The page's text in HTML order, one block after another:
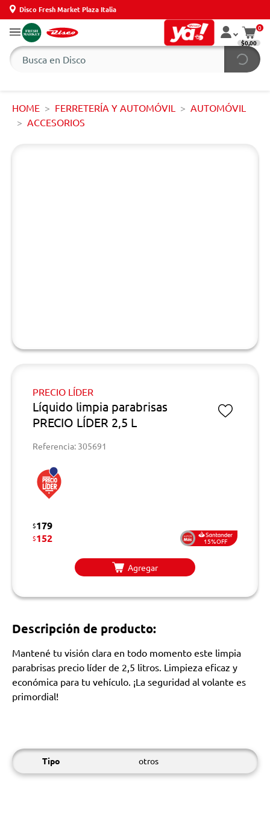
Disco Fresh Market Plaza Italia
0
$0,00
HOME FERRETERÍA Y AUTOMÓVIL
AUTOMÓVIL
ACCESORIOS
PRECIO LÍDER
Líquido limpia parabrisas
PRECIO LÍDER 2,5 L
Referencia: 305691
$179
$152 15%OFF
Agregar
Descripción de producto:
Mantené tu visión clara en todo momento este limpia
parabrisas precio líder de 2,5 litros. Limpieza eficaz y
económica para tu vehículo. ¡La seguridad al volante es
primordial!
Tipo otros